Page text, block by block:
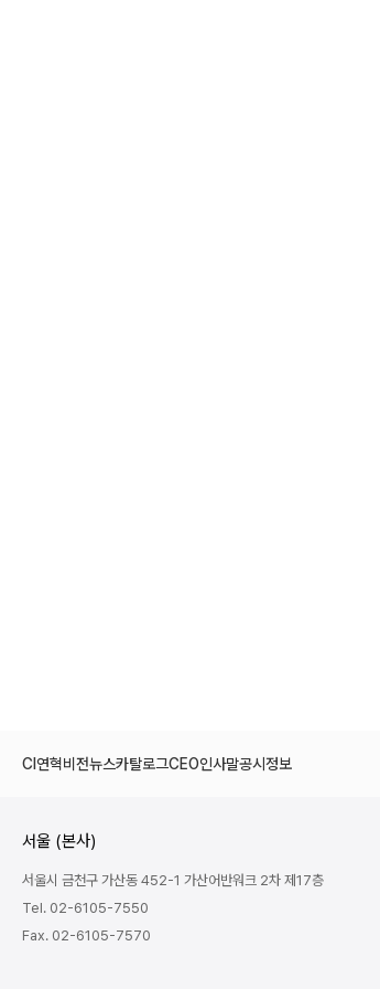
CI연혁비전뉴스카탈로그CEO인사말공시정보
서울 (본사)
서울시 금천구 가산동 452-1 가산어반워크 2차 제17층
Tel. 02-6105-7550
Fax. 02-6105-7570